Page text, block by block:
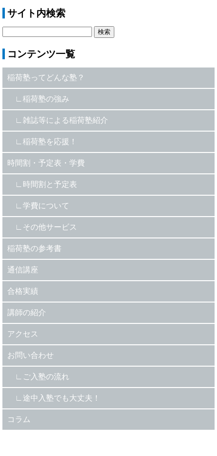
サイト内検索
コンテンツ一覧
稲荷塾ってどんな塾？
稲荷塾の強み
雑誌等による稲荷塾紹介
稲荷塾を応援！
時間割・予定表・学費
時間割と予定表
学費について
その他サービス
稲荷塾の参考書
通信講座
合格実績
講師の紹介
アクセス
お問い合わせ
ご入塾の流れ
途中入塾でも大丈夫！
コラム